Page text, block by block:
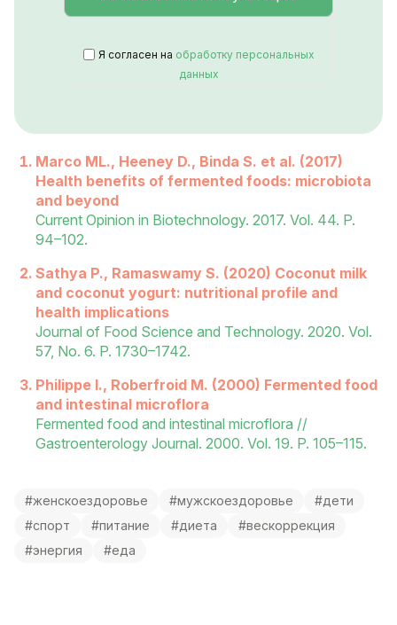
Я согласен на обработку персональных
данных
Marco ML., Heeney D., Binda S. et al. (2017)
Health benefits of fermented foods: microbiota
and beyond
Current Opinion in Biotechnology. 2017. Vol. 44. P.
94–102.
Sathya P., Ramaswamy S. (2020) Coconut milk
and coconut yogurt: nutritional profile and
health implications
Journal of Food Science and Technology. 2020. Vol.
57, No. 6. P. 1730–1742.
Philippe I., Roberfroid M. (2000) Fermented food
and intestinal microflora
Fermented food and intestinal microflora //
Gastroenterology Journal. 2000. Vol. 19. P. 105–115.
#женскоездоровье #мужскоездоровье
#дети
#спорт
#питание #диета
#вескоррекция
#энергия
#еда